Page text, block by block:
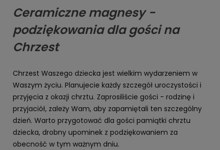
Ceramiczne magnesy -
podziękowania dla gości na
Chrzest
Chrzest Waszego dziecka jest wielkim wydarzeniem w
Waszym życiu. Planujecie każdy szczegół uroczystości i
przyjęcia z okazji chrztu. Zaprosiliście gości - rodzinę i
przyjaciół, zależy Wam, aby zapamiętali ten szczególny
dzień. Warto przygotować dla gości pamiątki chrztu
dziecka, drobny upominek z podziękowaniem za
obecność w tym ważnym dniu.